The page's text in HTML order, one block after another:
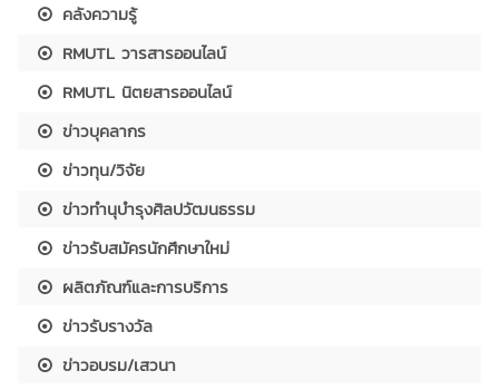
คลังความรู้
RMUTL วารสารออนไลน์
RMUTL นิตยสารออนไลน์
ข่าวบุคลากร
ข่าวทุน/วิจัย
ข่าวทำนุบำรุงศิลปวัฒนธรรม
ข่าวรับสมัครนักศึกษาใหม่
ผลิตภัณฑ์และการบริการ
ข่าวรับรางวัล
ข่าวอบรม/เสวนา